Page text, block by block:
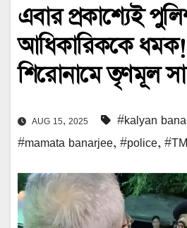
এবার প্রকাশ্যেই
আধিকারিককে
শিরোনামে তৃণমূল
AUG 15, 2025 #kalyan
#mamata banarjee, #police,